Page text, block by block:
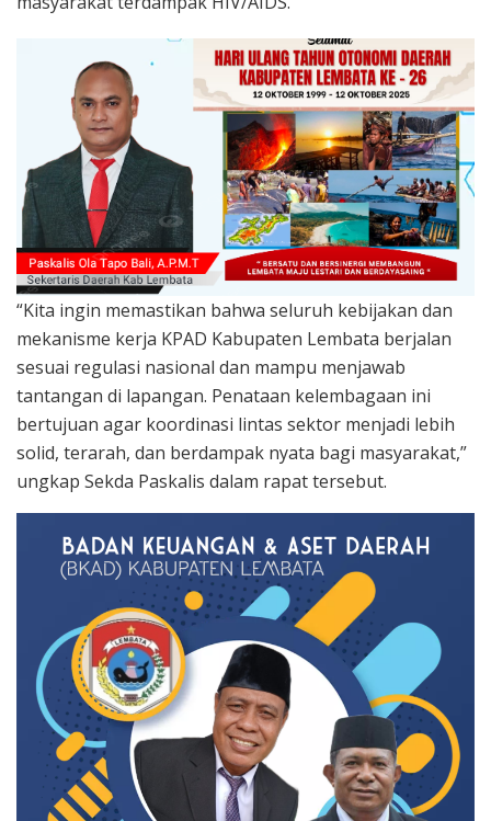
“Kita ingin memastikan bahwa seluruh kebijakan dan
mekanisme kerja KPAD Kabupaten Lembata berjalan
sesuai regulasi nasional dan mampu menjawab
tantangan di lapangan. Penataan kelembagaan ini
bertujuan agar koordinasi lintas sektor menjadi lebih
solid, terarah, dan berdampak nyata bagi masyarakat,”
ungkap Sekda Paskalis dalam rapat tersebut.